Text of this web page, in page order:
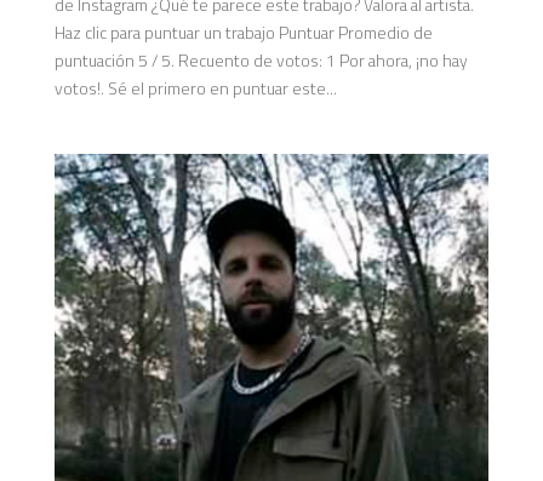
Haz clic para puntuar un trabajo Puntuar Promedio de
puntuación 5 / 5. Recuento de votos: 1 Por ahora, ¡no hay
votos!. Sé el primero en puntuar este...